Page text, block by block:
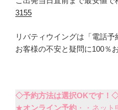
3155
リバティウイングは「電話予
お客様の不安と疑問に100％
◇予約方法は選択OKです！
★オンライン予約 ・・ネッ